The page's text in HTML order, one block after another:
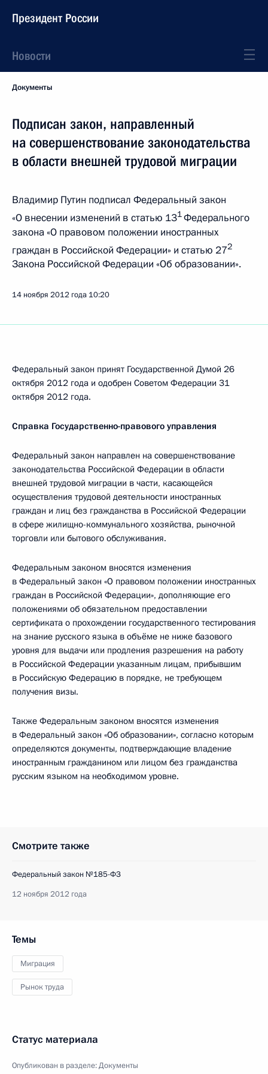
Президент России
Новости
Документы
Подписан закон, направленный
на совершенствование законодательства
в области внешней трудовой миграции
Владимир Путин подписал Федеральный закон
«О внесении изменений в статью 131Федерального
закона «О правовом положении иностранных
граждан в Российской Федерации» и статью 272
Закона Российской Федерации «Об образовании».
14 ноября 2012 года 10:20
Федеральный закон принят Государственной Думой 26
октября 2012 года и одобрен Советом Федерации 31
октября 2012 года.
Справка Государственно-правового управления
Федеральный закон направлен на совершенствование
законодательства Российской Федерации в области
внешней трудовой миграции в части, касающейся
осуществления трудовой деятельности иностранных
граждан и лиц без гражданства в Российской Федерации
в сфере жилищно-коммунального хозяйства, рыночной
торговли или бытового обслуживания.
Федеральным законом вносятся изменения
в Федеральный закон «О правовом положении иностранных
граждан в Российской Федерации», дополняющие его
положениями об обязательном предоставлении
сертификата о прохождении государственного тестирования
на знание русского языка в объёме не ниже базового
уровня для выдачи или продления разрешения на работу
в Российской Федерации указанным лицам, прибывшим
в Российскую Федерацию в порядке, не требующем
получения визы.
Также Федеральным законом вносятся изменения
в Федеральный закон «Об образовании», согласно которым
определяются документы, подтверждающие владение
иностранным гражданином или лицом без гражданства
русским языком на необходимом уровне.
Смотрите также
Федеральный закон №185-ФЗ
12 ноября 2012 года
Темы
Миграция
Рынок труда
Статус материала
Опубликован в разделе:Документы